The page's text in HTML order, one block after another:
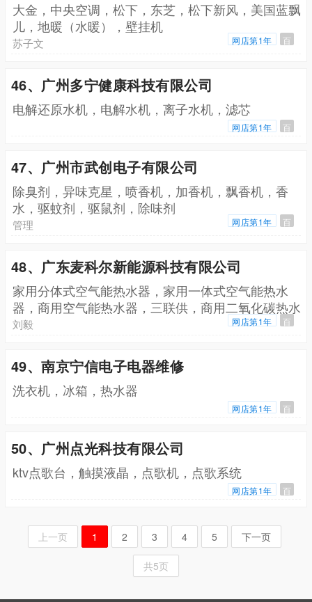
大金，中央空调，松下，东芝，松下新风，美国蓝飘
儿，地暖（水暖），壁挂机
苏子文 网店第1年 百
46、广州多宁健康科技有限公司
电解还原水机，电解水机，离子水机，滤芯
网店第1年 百
47、广州市武创电子有限公司
除臭剂，异味克星，喷香机，加香机，飘香机，香
水，驱蚊剂，驱鼠剂，除味剂
管理 网店第1年 百
48、广东麦科尔新能源科技有限公司
家用分体式空气能热水器，家用一体式空气能热水
器，商用空气能热水器，三联供，商用二氧化碳热水
机组，烘干机
刘毅 网店第1年 百
49、南京宁信电子电器维修
洗衣机，冰箱，热水器
网店第1年 百
50、广州点光科技有限公司
ktv点歌台，触摸液晶，点歌机，点歌系统
网店第1年 百
上一页 1 2 3 4 5 下一页
共5页